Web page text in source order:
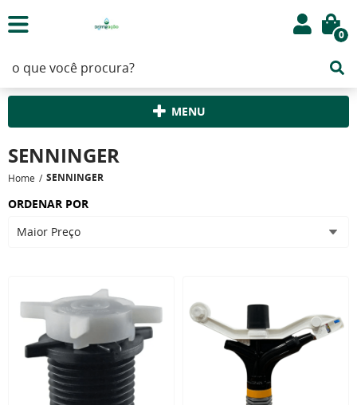
0
MENU
SENNINGER
Home SENNINGER
ORDENAR POR
Maior Preço